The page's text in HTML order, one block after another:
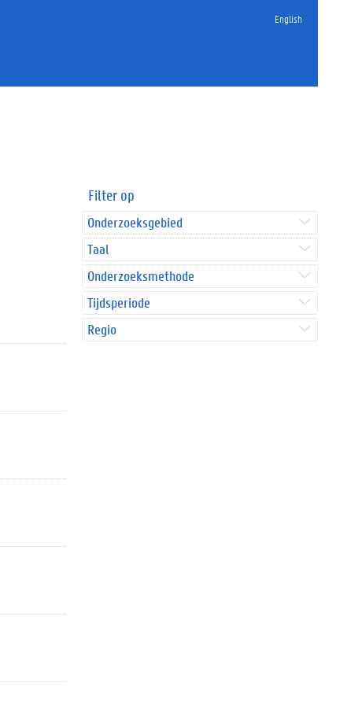
English
Filter op
Onderzoeksgebied
Taal
Onderzoeksmethode
Tijdsperiode
Regio